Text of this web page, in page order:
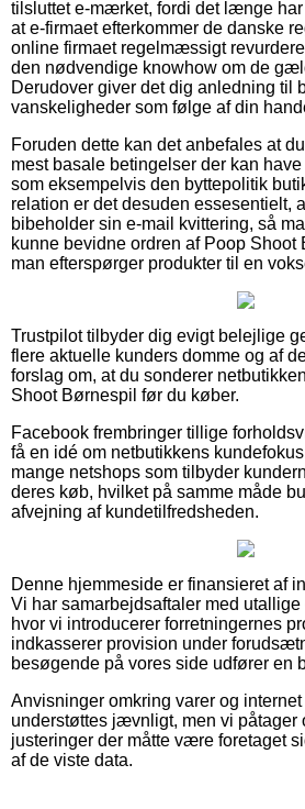
tilsluttet e-mærket, fordi det længe
at e-firmaet efterkommer de danske
online firmaet regelmæssigt
den nødvendige knowhow om de
Derudover giver det dig anledning til
vanskeligheder som følge af din
Foruden dette kan det anbefales at
mest basale betingelser der kan
som eksempelvis den byttepolitik
relation er det desuden essesentielt,
bibeholder sin e-mail kvittering, så
kunne bevidne ordren af Poop Shoot
man efterspørger produkter til en
Trustpilot tilbyder dig evigt belejlige
flere aktuelle kunders domme og af
forslag om, at du sonderer
Shoot Børnespil før du køber.
Facebook frembringer tillige
få en idé om netbutikkens
mange netshops som tilbyder
deres køb, hvilket på samme måde
afvejning af kundetilfredsheden.
Denne hjemmeside er finansieret af
Vi har samarbejdsaftaler med
hvor vi introducerer forretningernes
indkasserer provision under
besøgende på vores side udfører en
Anvisninger omkring varer og
understøttes jævnligt, men vi påtager
justeringer der måtte være foretaget
af de viste data.